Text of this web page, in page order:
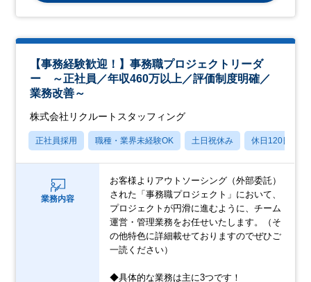
【事務経験歓迎！】事務職プロジェクトリーダ
ー ～正社員／年収460万以上／評価制度明確／
業務改善～
株式会社リクルートスタッフィング
正社員採用 職種・業界未経験OK 土日祝休み 休日120日以上
業務内容
お客様よりアウトソーシング（外部委託）
された「事務職プロジェクト」において、
プロジェクトが円滑に進むように、チーム
運営・管理業務をお任せいたします。（そ
の他特色に詳細載せておりますのでぜひご
一読ください）
◆具体的な業務は主に3つです！